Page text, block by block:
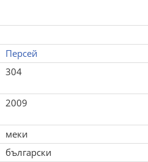
Персей
304
2009
меки
български